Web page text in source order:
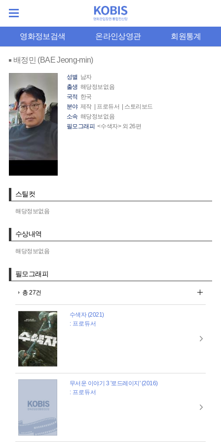
영화정보검색 온라인상영관 회원통계
배정민 (BAE Jeong-min)
성별 남자
출생 해당정보없음
국적 한국
분야 제작 | 프로듀서 | 스토리보드
소속 해당정보없음
필모그래피 <수색자> 외 26편
스틸컷
해당정보없음
수상내역
해당정보없음
필모그래피
총 27건
수색자 (2021)
: 프로듀서
무서운 이야기 3 '로드레이지' (2016)
: 프로듀서